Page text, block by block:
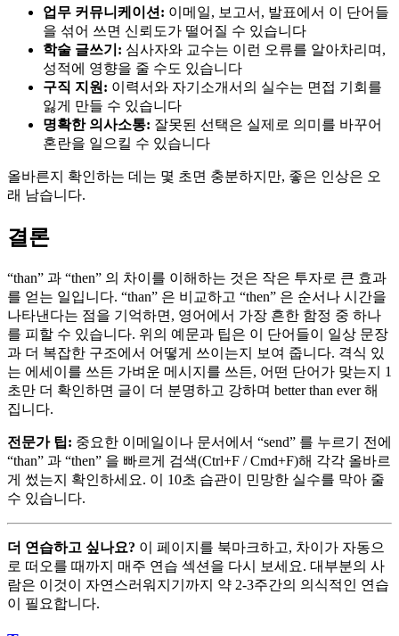
업무 커뮤니케이션: 이메일, 보고서, 발표에서 이 단어들
을 섞어 쓰면 신뢰도가 떨어질 수 있습니다
학술 글쓰기: 심사자와 교수는 이런 오류를 알아차리며,
성적에 영향을 줄 수도 있습니다
구직 지원: 이력서와 자기소개서의 실수는 면접 기회를
잃게 만들 수 있습니다
명확한 의사소통: 잘못된 선택은 실제로 의미를 바꾸어
혼란을 일으킬 수 있습니다
올바른지 확인하는 데는 몇 초면 충분하지만, 좋은 인상은 오
래 남습니다.
결론
“than” 과 “then” 의 차이를 이해하는 것은 작은 투자로 큰 효과
를 얻는 일입니다. “than” 은 비교하고 “then” 은 순서나 시간을
나타낸다는 점을 기억하면, 영어에서 가장 흔한 함정 중 하나
를 피할 수 있습니다. 위의 예문과 팁은 이 단어들이 일상 문장
과 더 복잡한 구조에서 어떻게 쓰이는지 보여 줍니다. 격식 있
는 에세이를 쓰든 가벼운 메시지를 쓰든, 어떤 단어가 맞는지 1
초만 더 확인하면 글이 더 분명하고 강하며 better than ever 해
집니다.
전문가 팁: 중요한 이메일이나 문서에서 “send” 를 누르기 전에
“than” 과 “then” 을 빠르게 검색(Ctrl+F / Cmd+F)해 각각 올바르
게 썼는지 확인하세요. 이 10초 습관이 민망한 실수를 막아 줄
수 있습니다.
더 연습하고 싶나요? 이 페이지를 북마크하고, 차이가 자동으
로 떠오를 때까지 매주 연습 섹션을 다시 보세요. 대부분의 사
람은 이것이 자연스러워지기까지 약 2-3주간의 의식적인 연습
이 필요합니다.